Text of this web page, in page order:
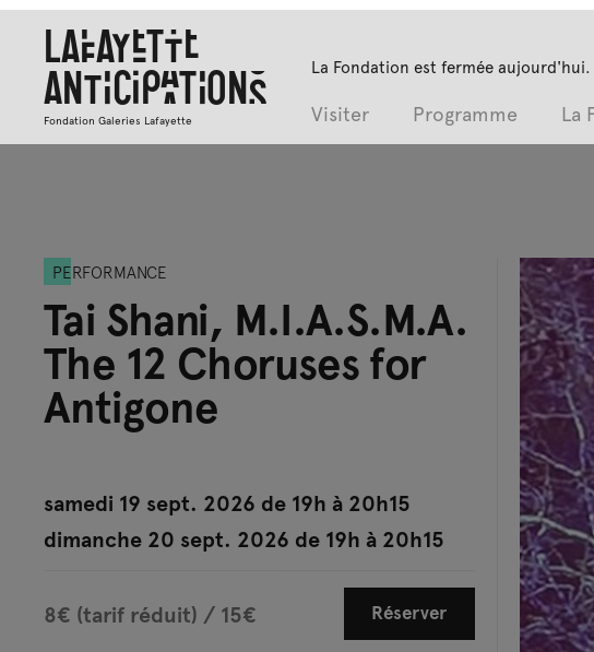
Lafayette
Anticipations
Fondation Galeries Lafayette
La Fondation est fermée
Visiter Programme La
PERFORMANCE
Tai Shani, M.I.A.S.M.A.
The 12 Choruses for
Antigone
samedi 19 sept. 2026 de 19h à 20h15
dimanche 20 sept. 2026 de 19h à 20h15
8€ (tarif réduit) / 15€ Réserver